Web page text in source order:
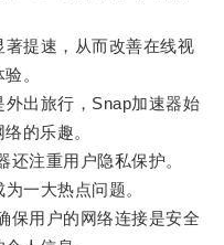
提速，从而改善在线视
。
出旅行，Snap加速器始
的乐趣。
注重用户隐私保护。
一大热点问题。
用户的网络连接是安全